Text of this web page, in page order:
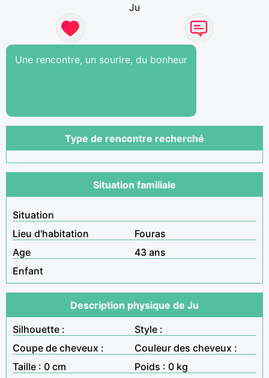
Ju
Une rencontre, un sourire, du bonheur
Type de rencontre recherché
Situation familiale
Situation
Lieu d'habitation
Fouras
Age
43 ans
Enfant
Description physique de Ju
Silhouette :
Style :
Coupe de cheveux :
Couleur des cheveux :
Taille : 0 cm
Poids : 0 kg